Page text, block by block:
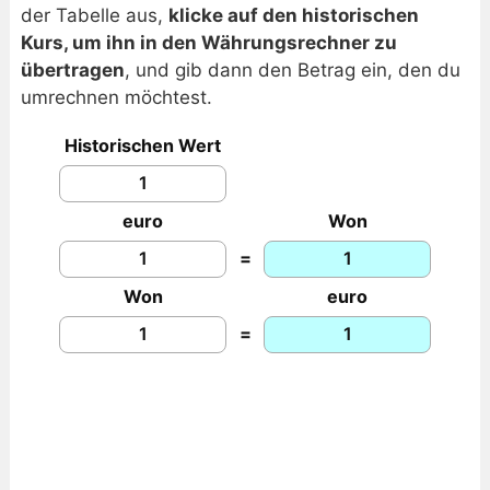
der Tabelle aus, klicke auf den historischen
Kurs, um ihn in den Währungsrechner zu
übertragen, und gib dann den Betrag ein, den du
umrechnen möchtest.
Historischen Wert
euro
Won
=
Won
euro
=